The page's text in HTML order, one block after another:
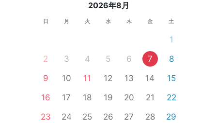
2026年8月
日 月 火 水 木 金 土
1
2
3 4 5 6 7
8
9
10 11 12 13 14
15
16
17 18 19 20 21
22
23
24 25 26 27 28
29